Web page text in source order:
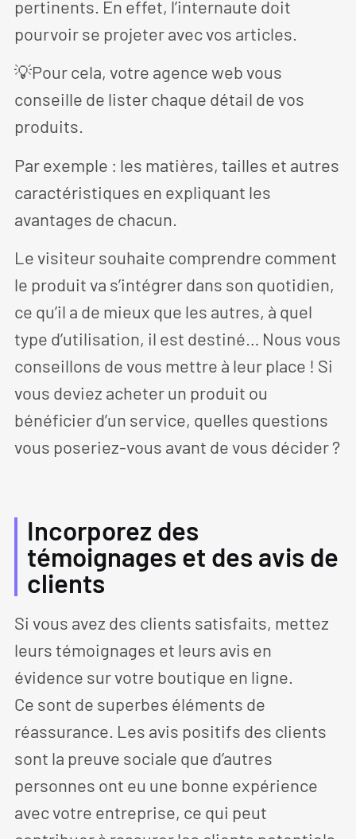
pertinents. En effet, l’internaute doit
pourvoir se projeter avec vos articles.
💡Pour cela, votre agence web vous
conseille de lister chaque détail de vos
produits.
Par exemple : les matières, tailles et autres
caractéristiques en expliquant les
avantages de chacun.
Le visiteur souhaite comprendre comment
le produit va s’intégrer dans son quotidien,
ce qu’il a de mieux que les autres, à quel
type d’utilisation, il est destiné… Nous vous
conseillons de vous mettre à leur place ! Si
vous deviez acheter un produit ou
bénéficier d’un service, quelles questions
vous poseriez-vous avant de vous décider ?
Incorporez des
témoignages et des avis de
clients
Si vous avez des clients satisfaits, mettez
leurs témoignages et leurs avis en
évidence sur votre boutique en ligne.
Ce sont de superbes éléments de
réassurance. Les avis positifs des clients
sont la preuve sociale que d’autres
personnes ont eu une bonne expérience
avec votre entreprise, ce qui peut